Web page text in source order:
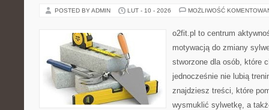
POSTED BY ADMIN LUT - 10 - 2026 MOŻLIWOŚĆ
o2fit.pl to centrum
motywacją do zmiany
stworzone dla osób, które
jednocześnie nie lubią
znajdziesz treści, które
wysmuklić sylwetkę, a